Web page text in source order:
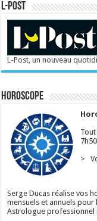
L-POST
L-Post, un nouveau
Horoscope
>
Serge Ducas réalise vos
mensuels et annuels pour
Astrologue professionnel